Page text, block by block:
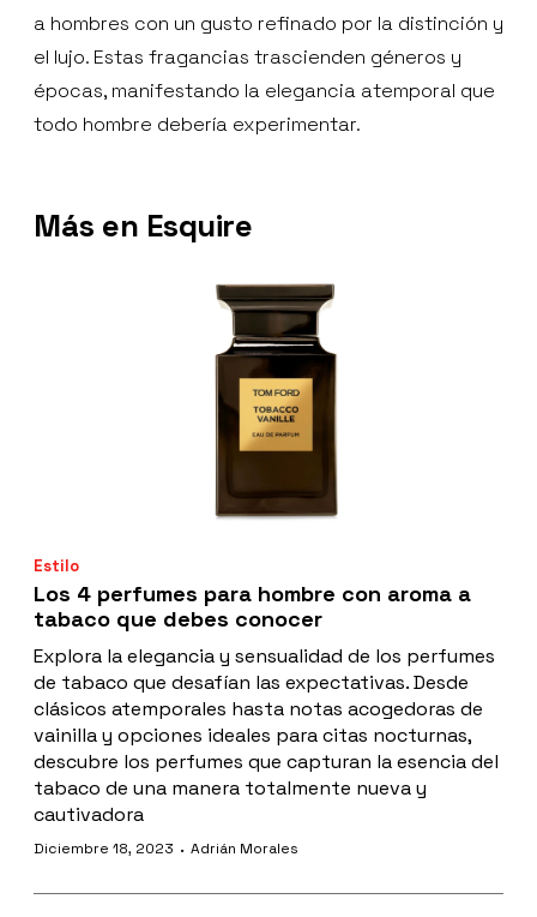
a hombres con un gusto refinado por la distinción y
el lujo. Estas fragancias trascienden géneros y
épocas, manifestando la elegancia atemporal que
todo hombre debería experimentar.
Más en Esquire
Estilo
Los 4 perfumes para hombre con aroma a
tabaco que debes conocer
Explora la elegancia y sensualidad de los perfumes
de tabaco que desafían las expectativas. Desde
clásicos atemporales hasta notas acogedoras de
vainilla y opciones ideales para citas nocturnas,
descubre los perfumes que capturan la esencia del
tabaco de una manera totalmente nueva y
cautivadora
Diciembre 18, 2023 · Adrián Morales